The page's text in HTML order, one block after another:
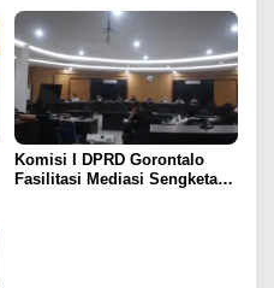
Komisi I DPRD Gorontalo
Fasilitasi Mediasi Sengketa